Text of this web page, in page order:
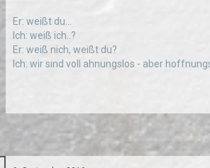
Er: weißt du...
Ich: weiß ich..?
Er: weiß nich, weißt du?
Ich: wir sind voll ahnungslos - aber